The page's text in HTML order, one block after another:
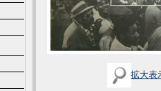
拡大表